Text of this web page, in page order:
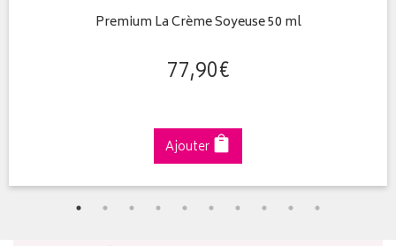
Premium La Crème Soyeuse 50 ml
77,90€
Ajouter